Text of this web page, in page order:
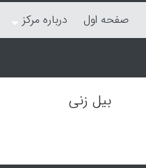
صفحه اول درباره مرکز
بیل زنی